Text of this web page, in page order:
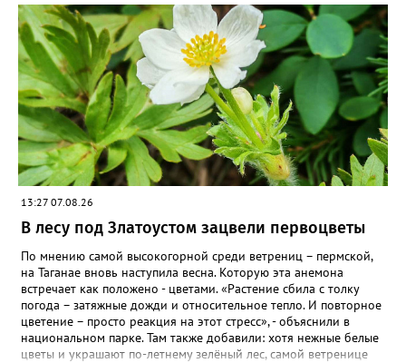
семян (на фото), - отметила «Златоуст.инфо» хозяйка частного
дома Екатерина Бойко. – Посадила вдоль забора, потому что
низины этот цветок не любит. Вот уже второй год растет и
радует меня. Соседи просят саженцы: аромат и до них
доносится. В конце лета собираю лаванду в пучки, сушу –
получаются букеты и саше одновременно. Лаванда широко
используется и в кулинарии». Семена, отметила собеседница
нашего портала, у неё были сорта «Вознесенская узколистная».
Только она хорошо зимует без укрытия. Всхожесть оказалась
на удивление хорошей: из пяти семян из каждой пачки четыре
взошли даже без стратификации. После покупки (по весне)
садовод советует сразу убрать семена в холодильник на два
месяца, а место посадки - мульчировать мелкой корой. Семена
самосевом в ней отлично прорастают. Если иногда срезать
сухие цветы и стряхивать семена вокруг куртины, лаванда
весной прорастет сама. Ещё один секрет – этот символ
Прованса не любит «вкусную» почву. Добавляйте в посадочную
яму гравий и песок – требуется хороший дренаж. В первый год
Екатерина рекомендует цветы убирать, чтобы силы куста
пошли на наращивание корневой системы. А со второго года
пусть лаванда цветёт во всю силу! Фото: Екатерина Бойко,
специально для «Златоуст.инфо». Обсуждение новости здесь
13:27 07.08.26
В лесу под Златоустом зацвели первоцветы
По мнению самой высокогорной среди ветрениц – пермской,
на Таганае вновь наступила весна. Которую эта анемона
встречает как положено - цветами. «Растение сбила с толку
погода – затяжные дожди и относительное тепло. И повторное
цветение – просто реакция на этот стресс», - объяснили в
национальном парке. Там также добавили: хотя нежные белые
цветы и украшают по-летнему зелёный лес, самой ветренице